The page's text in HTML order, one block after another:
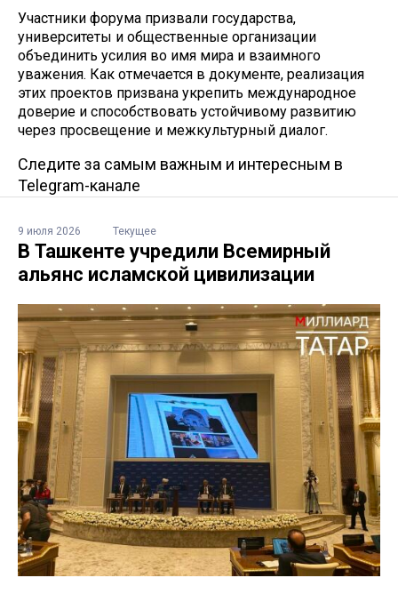
Участники форума призвали государства,
университеты и общественные организации
объединить усилия во имя мира и взаимного
уважения. Как отмечается в документе, реализация
этих проектов призвана укрепить международное
доверие и способствовать устойчивому развитию
через просвещение и межкультурный диалог.
Следите за самым важным и интересным в
Telegram-канале
9 июля 2026 Текущее
В Ташкенте учредили Всемирный
альянс исламской цивилизации